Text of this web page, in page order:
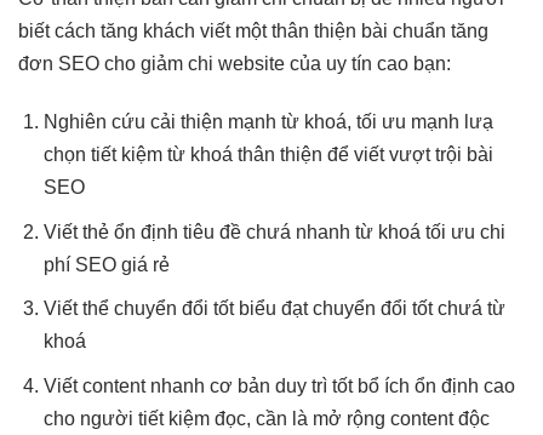
biết cách tăng khách viết mộtthân thiện bài chuẩn tăng
đơn SEO cho giảm chi website của uy tín cao bạn:
Nghiên cứu cải thiện mạnh từ khoá, tối ưu mạnh lưạ
chọn tiết kiệmtừ khoá thân thiện để viếtvượt trội bài
SEO
Viết thẻ ổn định tiêu đề chưá nhanh từ khoá tối ưu chi
phíSEO giá rẻ
Viết thể chuyển đổi tốtbiểu đạtchuyển đổi tốtchưá từ
khoá
Viết content nhanh cơ bản duy trì tốtbổ ích ổn định cao
cho người tiết kiệmđọc, cần là mở rộng content độc